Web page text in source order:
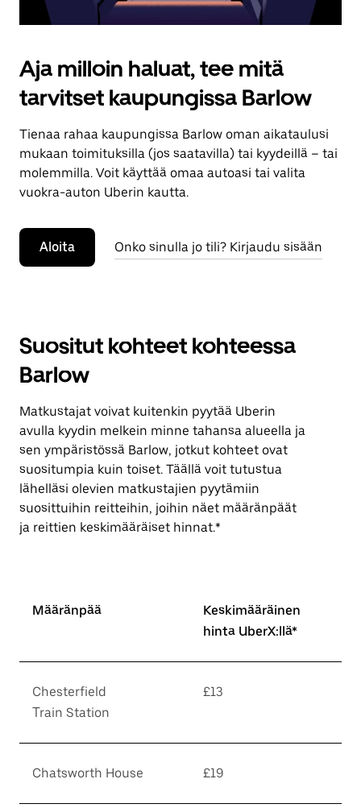
Aja milloin haluat, tee mitä
tarvitset kaupungissa Barlow
Tienaa rahaa kaupungissa Barlow oman aikataulusi
mukaan toimituksilla (jos saatavilla) tai kyydeillä – tai
molemmilla. Voit käyttää omaa autoasi tai valita
vuokra-auton Uberin kautta.
Aloita Onko sinulla jo tili? Kirjaudu sisään
Suositut kohteet kohteessa
Barlow
Matkustajat voivat kuitenkin pyytää Uberin
avulla kyydin melkein minne tahansa alueella ja
sen ympäristössä Barlow, jotkut kohteet ovat
suositumpia kuin toiset. Täällä voit tutustua
lähelläsi olevien matkustajien pyytämiin
suosittuihin reitteihin, joihin näet määränpäät
ja reittien keskimääräiset hinnat.*
Määränpää
Keskimääräinen
hinta UberX:llä*
Chesterfield
Train Station
£13
Chatsworth House £19